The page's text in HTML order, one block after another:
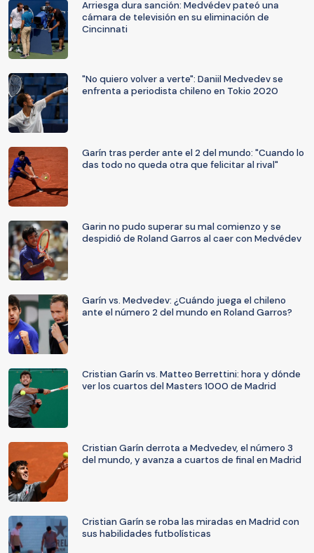
Arriesga dura sanción: Medvédev pateó una
cámara de televisión en su eliminación de
Cincinnati
"No quiero volver a verte": Daniil Medvedev se
enfrenta a periodista chileno en Tokio 2020
Garín tras perder ante el 2 del mundo: "Cuando lo
das todo no queda otra que felicitar al rival"
Garin no pudo superar su mal comienzo y se
despidió de Roland Garros al caer con Medvédev
Garín vs. Medvedev: ¿Cuándo juega el chileno
ante el número 2 del mundo en Roland Garros?
Cristian Garín vs. Matteo Berrettini: hora y dónde
ver los cuartos del Masters 1000 de Madrid
Cristian Garín derrota a Medvedev, el número 3
del mundo, y avanza a cuartos de final en Madrid
Cristian Garín se roba las miradas en Madrid con
sus habilidades futbolísticas